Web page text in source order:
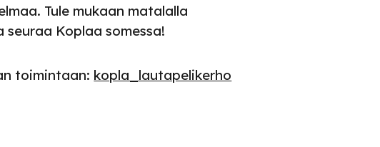
Tule mukaan matalalla
seuraa Koplaa somessa!
toimintaan: kopla_lautapelikerho